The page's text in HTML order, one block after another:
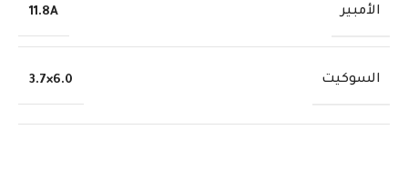
الأمبير 11.8A
السوكيت 6.0×3.7